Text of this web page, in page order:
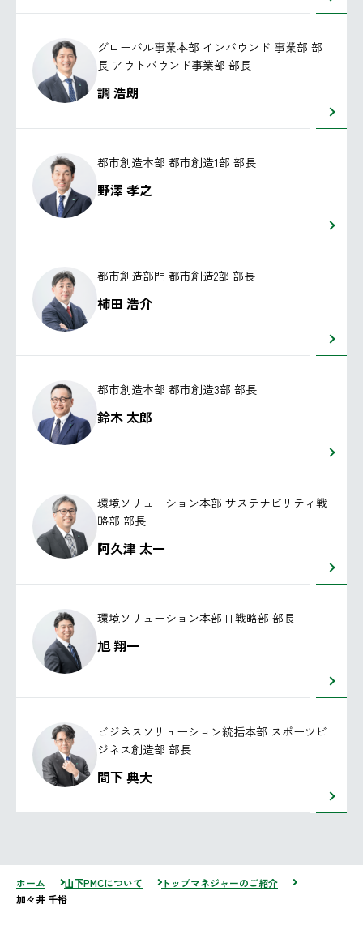
グローバル事業本部 インバウンド 事業部 部
長 アウトバウンド事業部 部長
調 浩朗
都市創造本部 都市創造1部 部長
野澤 孝之
都市創造部門 都市創造2部 部長
柿田 浩介
都市創造本部 都市創造3部 部長
鈴木 太郎
環境ソリューション本部 サステナビリティ戦
略部 部長
阿久津 太一
環境ソリューション本部 IT戦略部 部長
旭 翔一
ビジネスソリューション統括本部 スポーツビ
ジネス創造部 部長
間下 典大
ホーム 山下PMCについて
トップマネジャーのご紹介
加々井 千裕